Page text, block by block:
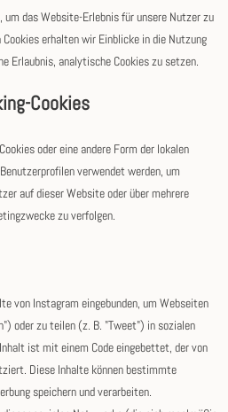
das Website-Erlebnis für unsere Nutzer zu
erhalten wir Einblicke in die Nutzung
Erlaubnis, analytische Cookies zu setzen.
Cookies
oder eine andere Form der lokalen
verwendet werden, um
auf dieser Website oder über mehrere
zu verfolgen.
von Instagram eingebunden, um Webseiten
oder zu teilen (z. B. "Tweet") in sozialen
ist mit einem Code eingebettet, der von
Diese Inhalte können bestimmte
speichern und verarbeiten.